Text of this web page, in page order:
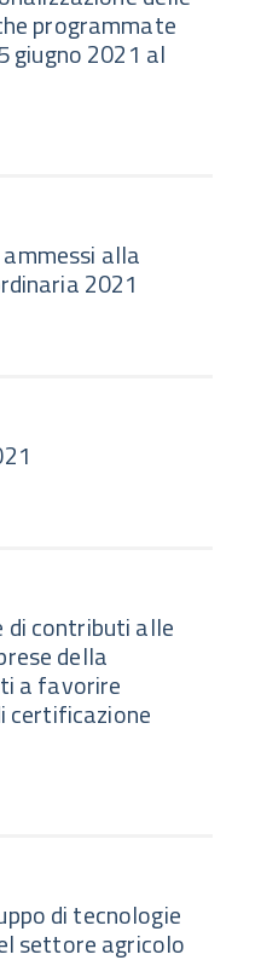
programmate
giugno 2021 al
alla
2021
di contributi alle
della
a favorire
certificazione
di tecnologie
settore agricolo